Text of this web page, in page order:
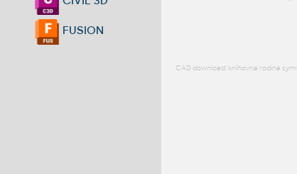
FUSION
CAD download: knihovna rodina